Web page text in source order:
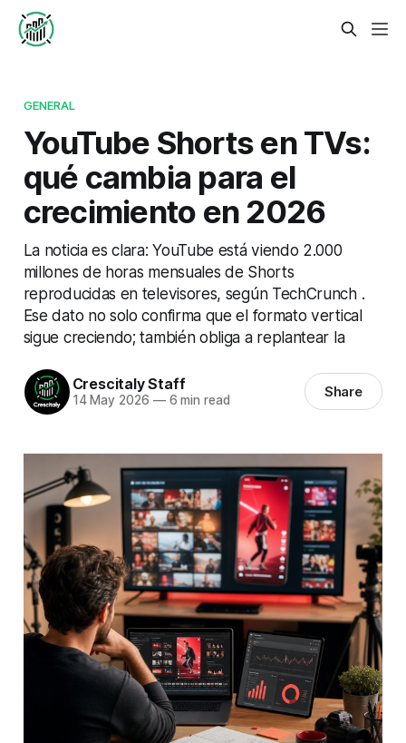
GENERAL
YouTube Shorts en TVs:
qué cambia para el
crecimiento en 2026
La noticia es clara: YouTube está viendo 2.000
millones de horas mensuales de Shorts
reproducidas en televisores, según TechCrunch .
Ese dato no solo confirma que el formato vertical
sigue creciendo; también obliga a replantear la
Crescitaly Staff
14 May 2026 —6 min read Share